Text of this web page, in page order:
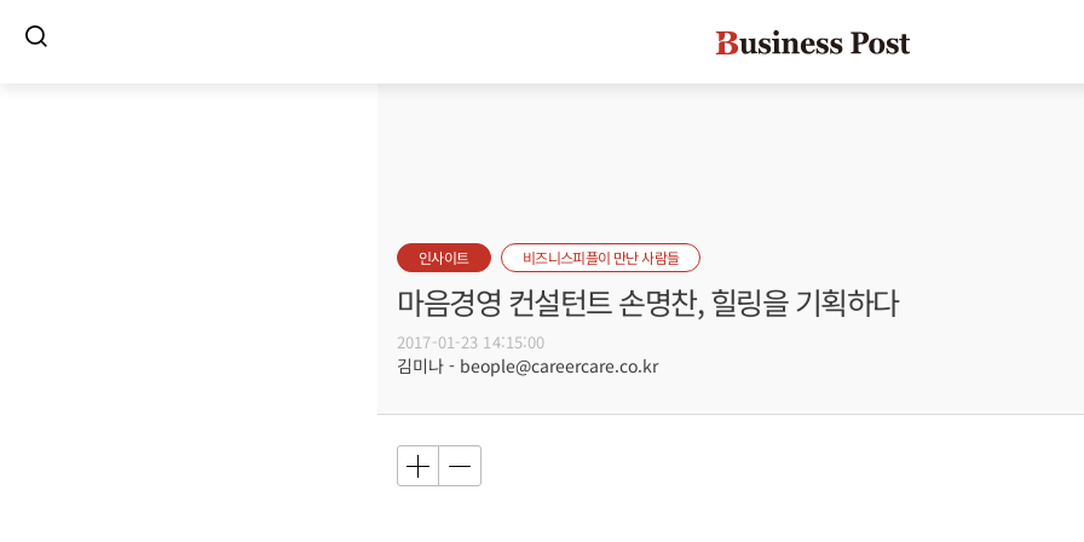
인사이트 비즈니스피플이 만난 사람들
마음경영 컨설턴트 손명찬, 힐링을 기획하다
2017-01-23 14:15:00
김미나 - beople@careercare.co.kr